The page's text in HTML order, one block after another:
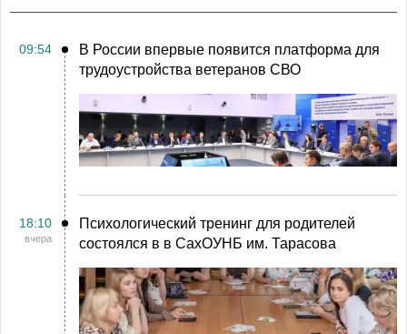
09:54
В России впервые появится платформа для
трудоустройства ветеранов СВО
18:10
вчера
Психологический тренинг для родителей
состоялся в в СахОУНБ им. Тарасова